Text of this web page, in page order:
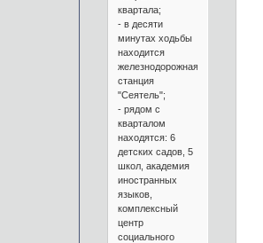
квартала;
- в десяти
минутах ходьбы
находится
железнодорожная
станция
"Сеятель";
- рядом с
кварталом
находятся: 6
детских садов, 5
школ, академия
иностранных
языков,
комплексный
центр
социального